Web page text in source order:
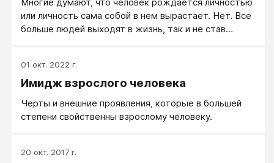
или личность сама собой в нем вырастает. Нет. Все
больше людей выходят в жизнь, так и не став
01 окт. 2022 г.
Имидж взрослого человека
Черты и внешние проявления, которые в большей
степени свойственны взрослому человеку.
20 окт. 2017 г.